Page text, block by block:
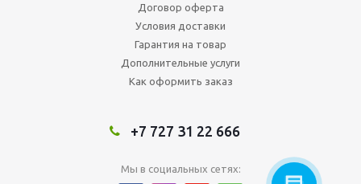
Договор оферта
Условия доставки
Гарантия на товар
Дополнительные услуги
Как оформить заказ
+7 727 31 22 666
Мы в социальных сетях: